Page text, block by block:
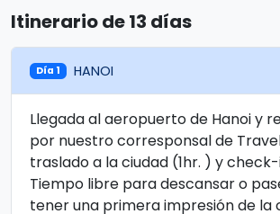
Itinerario de 13 días
Día 1 HANOI
Llegada al aeropuerto de Hanoi y
por nuestro corresponsal de
traslado a la ciudad (1hr. ) y
Tiempo libre para descansar o
tener una primera impresión de la